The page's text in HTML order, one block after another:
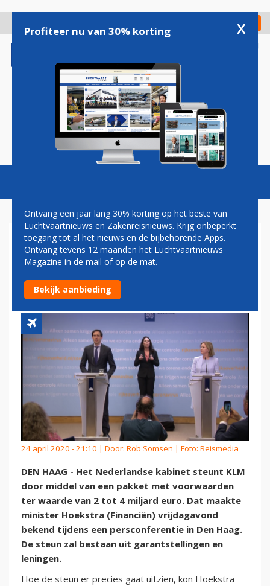
gaan
Check in
Magazine Podcasts Vacatures
STEUNPAKKET VAN
MAXIMAAL 4 MILJARD EURO
VOOR KLM
24 april 2020 - 21:10 | Door: Rob Somsen | Foto: Reismedia
DEN HAAG - Het Nederlandse kabinet steunt KLM
door middel van een pakket met voorwaarden
ter waarde van 2 tot 4 miljard euro. Dat maakte
minister Hoekstra (Financiën) vrijdagavond
bekend tijdens een persconferentie in Den Haag.
De steun zal bestaan uit garantstellingen en
leningen.
Hoe de steun er precies gaat uitzien, kon Hoekstra
Profiteer nu van 30% korting x
Ontvang een jaar lang 30% korting op het beste van
Luchtvaartnieuws en Zakenreisnieuws. Krijg onbeperkt
toegang tot al het nieuws en de bijbehorende Apps.
Ontvang tevens 12 maanden het Luchtvaartnieuws
Magazine in de mail of op de mat.
Bekijk aanbieding